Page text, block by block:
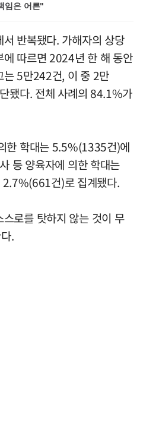
임은 어른"
반복됐다. 가해자의 상당
에 따르면 2024년 한 해 동안
는 5만242건, 이 중 2만
됐다. 전체 사례의 84.1%가
한 학대는 5.5%(1335건)에
등 양육자에 의한 학대는
건)로 집계됐다.
로를 탓하지 않는 것이 무
.